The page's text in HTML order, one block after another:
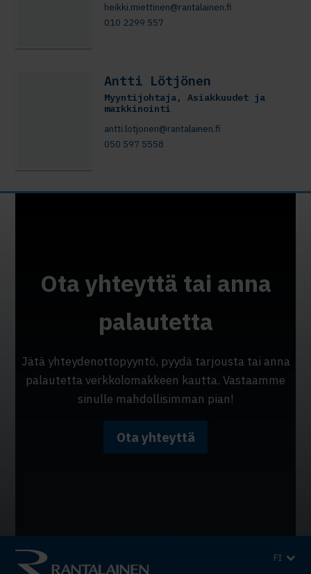
heikki.miettinen@rantalainen.fi
010 2299 557
Antti Lötjönen
Myyntijohtaja, Asiakkuudet ja
markkinointi
antti.lotjonen@rantalainen.fi
050 597 5558
Ota yhteyttä tai anna
palautetta
Jätä yhteydenottopyyntö, pyydä tarjousta tai anna
palautetta verkkolomakkeen kautta. Vastaamme
sinulle mahdollisimman pian!
Ota yhteyttä
FI